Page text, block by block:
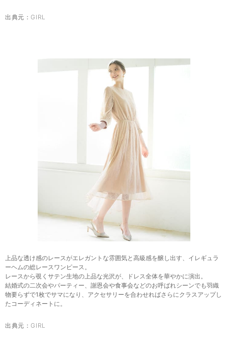
出典元： GIRL
上品な透け感のレースがエレガントな雰囲気と高級感を醸し出す、イレギュラ
ーヘムの総レースワンピース。
レースから覗くサテン生地の上品な光沢が、ドレス全体を華やかに演出。
結婚式の二次会やパーティー、謝恩会や食事会などのお呼ばれシーンでも羽織
物要らずで1枚でサマになり、アクセサリーを合わせればさらにクラスアップし
たコーディネートに。
出典元： GIRL